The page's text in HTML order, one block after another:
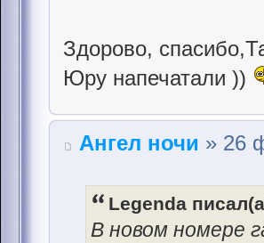
Здорово,
Юру напечатали ))
Ангел ночи » 26
Legenda
В новом номере